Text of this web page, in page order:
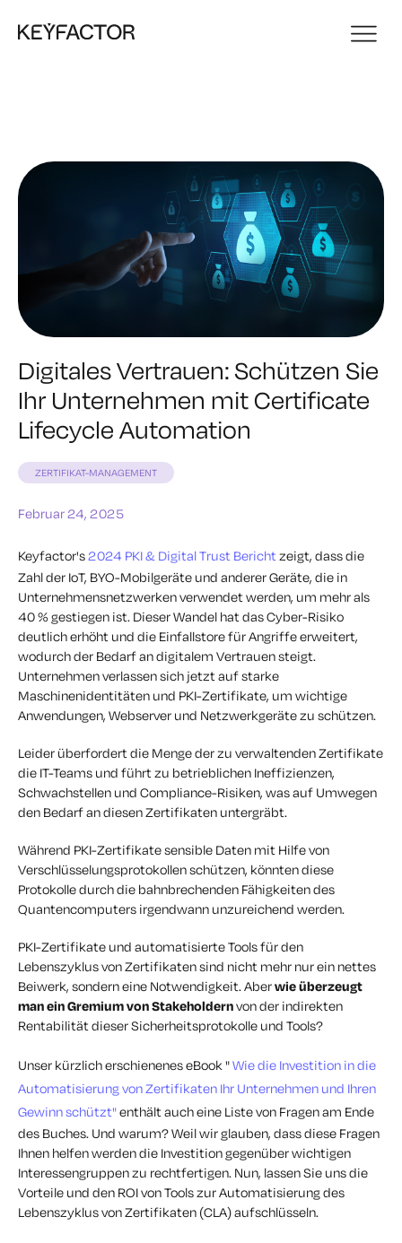
Digitales Vertrauen: Schützen Sie
Ihr Unternehmen mit Certificate
Lifecycle Automation
ZERTIFIKAT-MANAGEMENT
Februar 24, 2025
Keyfactor's2024 PKI & Digital Trust Berichtzeigt, dass die
Zahl der IoT, BYO-Mobilgeräte und anderer Geräte, die in
Unternehmensnetzwerken verwendet werden, um mehr als
40 % gestiegen ist. Dieser Wandel hat das Cyber-Risiko
deutlich erhöht und die Einfallstore für Angriffe erweitert,
wodurch der Bedarf an digitalem Vertrauen steigt.
Unternehmen verlassen sich jetzt auf starke
Maschinenidentitäten und PKI-Zertifikate, um wichtige
Anwendungen, Webserver und Netzwerkgeräte zu schützen.
Leider überfordert die Menge der zu verwaltenden Zertifikate
die IT-Teams und führt zu betrieblichen Ineffizienzen,
Schwachstellen und Compliance-Risiken, was auf Umwegen
den Bedarf an diesen Zertifikaten untergräbt.
Während PKI-Zertifikate sensible Daten mit Hilfe von
Verschlüsselungsprotokollen schützen, könnten diese
Protokolle durch die bahnbrechenden Fähigkeiten des
Quantencomputers irgendwann unzureichend werden.
PKI-Zertifikate und automatisierte Tools für den
Lebenszyklus von Zertifikaten sind nicht mehr nur ein nettes
Beiwerk, sondern eine Notwendigkeit. Aberwie überzeugt
man ein Gremium von Stakeholdernvon der indirekten
Rentabilität dieser Sicherheitsprotokolle und Tools?
Unser kürzlich erschienenes eBook "Wie die Investition in die
Automatisierung von Zertifikaten Ihr Unternehmen und Ihren
Gewinn schützt"enthältaucheine Liste von Fragen am Ende
des Buches. Und warum? Weil wir glauben, dass diese Fragen
Ihnen helfen werdendie Investition gegenüber wichtigen
Interessengruppen zu rechtfertigen. Nun, lassen Sie unsdie
Vorteile und den ROI von Tools zur Automatisierung des
Lebenszyklus von Zertifikaten (CLA) aufschlüsseln.